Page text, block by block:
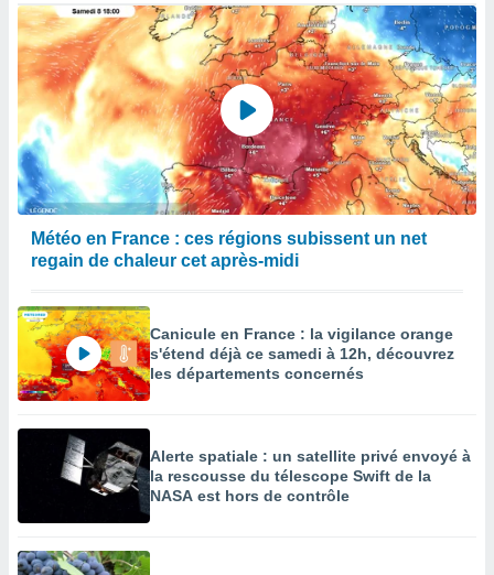
Météo en France : ces régions subissent un net
regain de chaleur cet après-midi
Canicule en France : la vigilance orange
s'étend déjà ce samedi à 12h, découvrez
les départements concernés
Alerte spatiale : un satellite privé envoyé à
la rescousse du télescope Swift de la
NASA est hors de contrôle